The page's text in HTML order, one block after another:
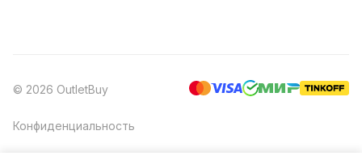
© 2026 OutletBuy
Конфиденциальность